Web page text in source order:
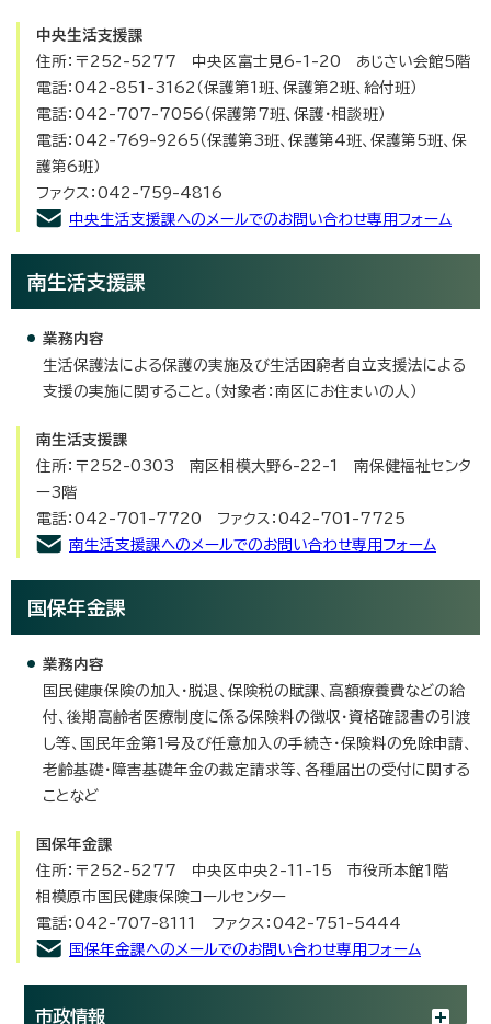
中央生活支援課
住所：〒252-5277 中央区富士見6-1-20 あじさい会館5階
電話：042-851-3162（保護第1班、保護第2班、給付班）
電話：042-707-7056（保護第7班、保護・相談班）
電話：042-769-9265（保護第3班、保護第4班、保護第5班、保
護第6班）
ファクス：042-759-4816
中央生活支援課へのメールでのお問い合わせ専用フォーム
南生活支援課
業務内容
生活保護法による保護の実施及び生活困窮者自立支援法による
支援の実施に関すること。（対象者：南区にお住まいの人）
南生活支援課
住所：〒252-0303 南区相模大野6-22-1 南保健福祉センタ
ー3階
電話：042-701-7720 ファクス：042-701-7725
南生活支援課へのメールでのお問い合わせ専用フォーム
国保年金課
業務内容
国民健康保険の加入・脱退、保険税の賦課、高額療養費などの給
付、後期高齢者医療制度に係る保険料の徴収・資格確認書の引渡
し等、国民年金第1号及び任意加入の手続き・保険料の免除申請、
老齢基礎・障害基礎年金の裁定請求等、各種届出の受付に関する
ことなど
国保年金課
住所：〒252-5277 中央区中央2-11-15 市役所本館1階
相模原市国民健康保険コールセンター
電話：042-707-8111 ファクス：042-751-5444
国保年金課へのメールでのお問い合わせ専用フォーム
市政情報